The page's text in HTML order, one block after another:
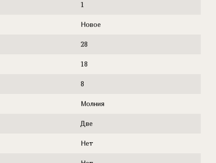
1
Новое
28
18
8
Молния
Две
Нет